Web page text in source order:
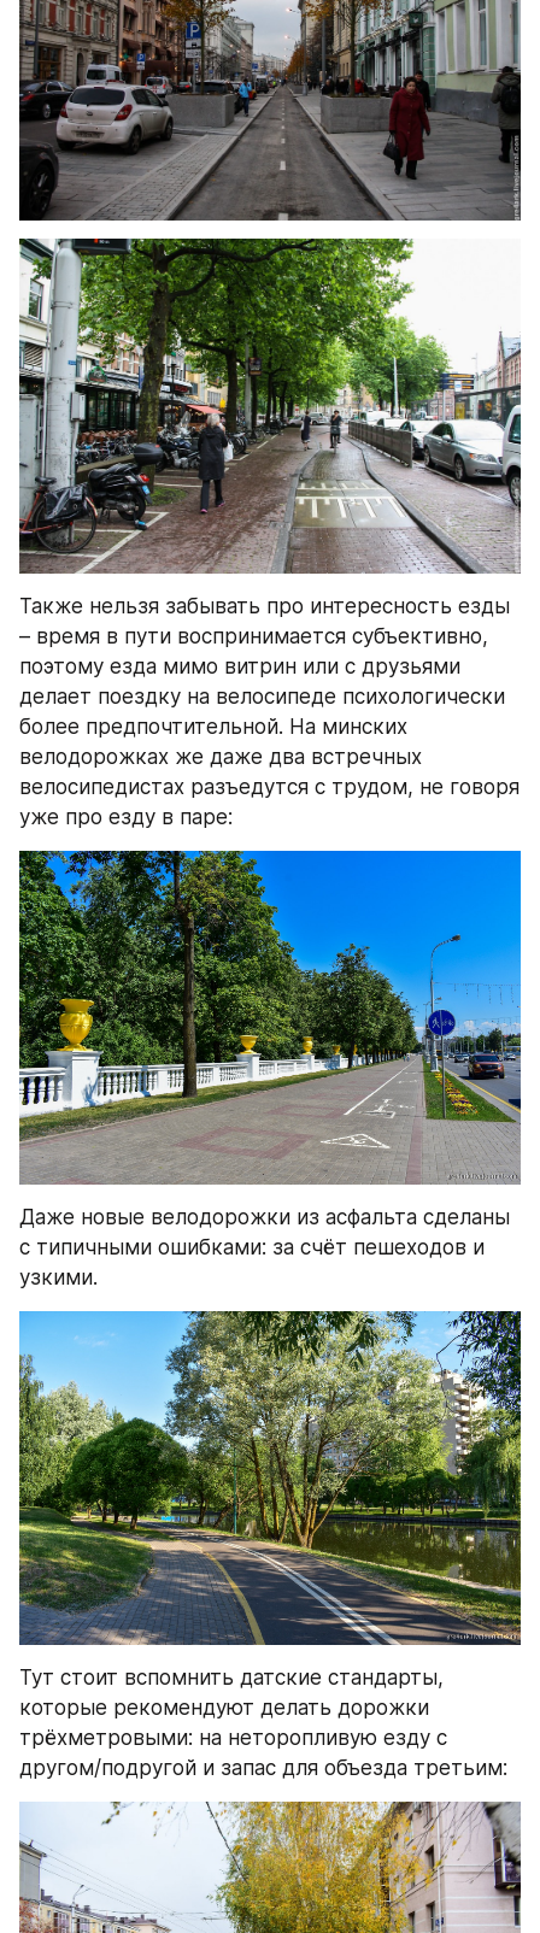
Также нельзя забывать про интересность езды
– время в пути воспринимается субъективно,
поэтому езда мимо витрин или с друзьями
делает поездку на велосипеде психологически
более предпочтительной. На минских
велодорожках же даже два встречных
велосипедистах разъедутся с трудом, не говоря
уже про езду в паре:
Даже новые велодорожки из асфальта сделаны
с типичными ошибками: за счёт пешеходов и
узкими.
Тут стоит вспомнить датские стандарты,
которые рекомендуют делать дорожки
трёхметровыми: на неторопливую езду с
другом/подругой и запас для объезда третьим: